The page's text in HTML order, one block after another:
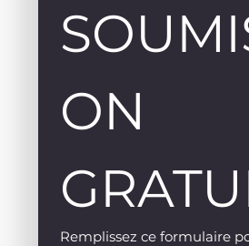
ON
Remplissez ce formulaire